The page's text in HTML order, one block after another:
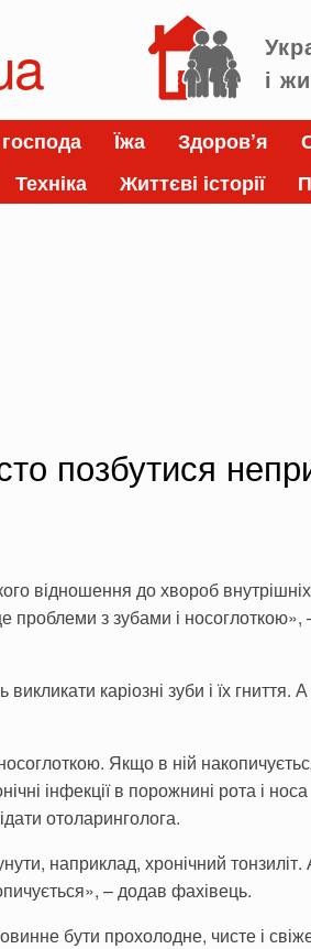
і
Їжа Здоров’я
Техніка Життєві історії
позбутися
відношення до хвороб внутрішніх
проблеми з зубами і носоглоткою»,
каріозні зуби і їх гниття.
Якщо в ній
інфекції в порожнині рота і
отоларинголога.
наприклад, хронічний
– додав фахівець.
бути прохолодне, чисте і